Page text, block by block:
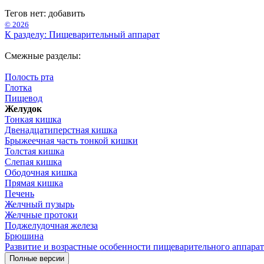
Тегов нет: добавить
© 2026
К разделу: Пищеварительный аппарат
Смежные разделы:
Полость рта
Глотка
Пищевод
Желудок
Тонкая кишка
Двенадцатиперстная кишка
Брыжеечная часть тонкой кишки
Толстая кишка
Слепая кишка
Ободочная кишка
Прямая кишка
Печень
Желчный пузырь
Желчные протоки
Поджелудочная железа
Брюшина
Развитие и возрастные особенности пищеварительного